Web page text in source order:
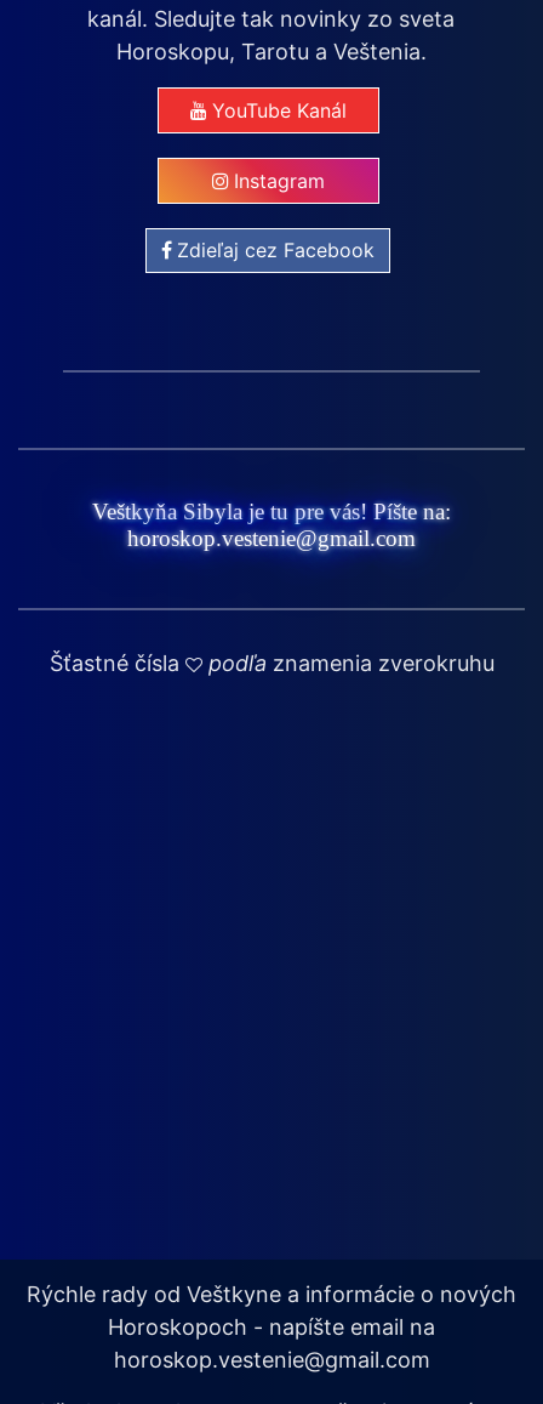
kanál. Sledujte tak novinky zo sveta
Horoskopu, Tarotu a Veštenia.
YouTube Kanál
Instagram
Zdieľaj cez Facebook
Veštkyňa Sibyla je tu pre vás! Píšte na:
horoskop.vestenie@gmail.com
Šťastné čísla podľa znamenia zverokruhu
Rýchle rady od Veštkyne a informácie o nových
Horoskopoch - napíšte email na
horoskop.vestenie@gmail.com